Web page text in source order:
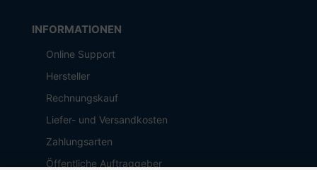
INFORMATIONEN
Online Support
Hersteller
Rechnungskauf
Liefer- und Versandkosten
Zahlungsarten
Öffentliche Auftraggeber